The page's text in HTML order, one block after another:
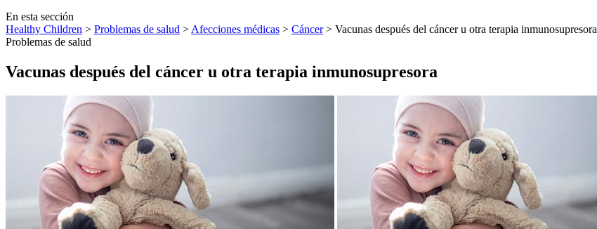
En esta sección
Healthy Children > Problemas de salud > Afecciones médicas > Cáncer> Vacunas después del cáncer u otra terapia inmunosupresora
Problemas de salud
Vacunas después del cáncer u otra terapia inmunosupresora